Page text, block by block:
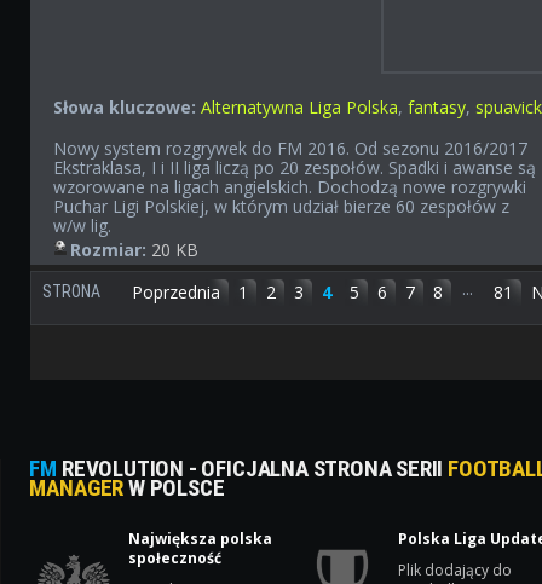
Słowa kluczowe: Alternatywna Liga Polska,fantasy, spuavick
Nowy system rozgrywek do FM 2016. Od sezonu 2016/2017
Ekstraklasa, I i II liga liczą po 20 zespołów. Spadki i awanse są
wzorowane na ligach angielskich. Dochodzą nowe rozgrywki
Puchar Ligi Polskiej, w którym udział bierze 60 zespołów z
w/w lig.
Rozmiar: 20 KB
STRONA Poprzednia 1 2 3 4 5 6 7 8 ... 81
FM REVOLUTION - OFICJALNA STRONA SERII
MANAGERW POLSCE
Największa polska
społeczność
Polska Liga
Plik dodający do